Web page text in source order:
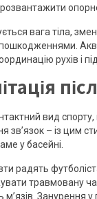
вага тіла,
рухів і
вид
зв’язок – із цим
у басейні.
радять
травмовану
м’язів. Занурення